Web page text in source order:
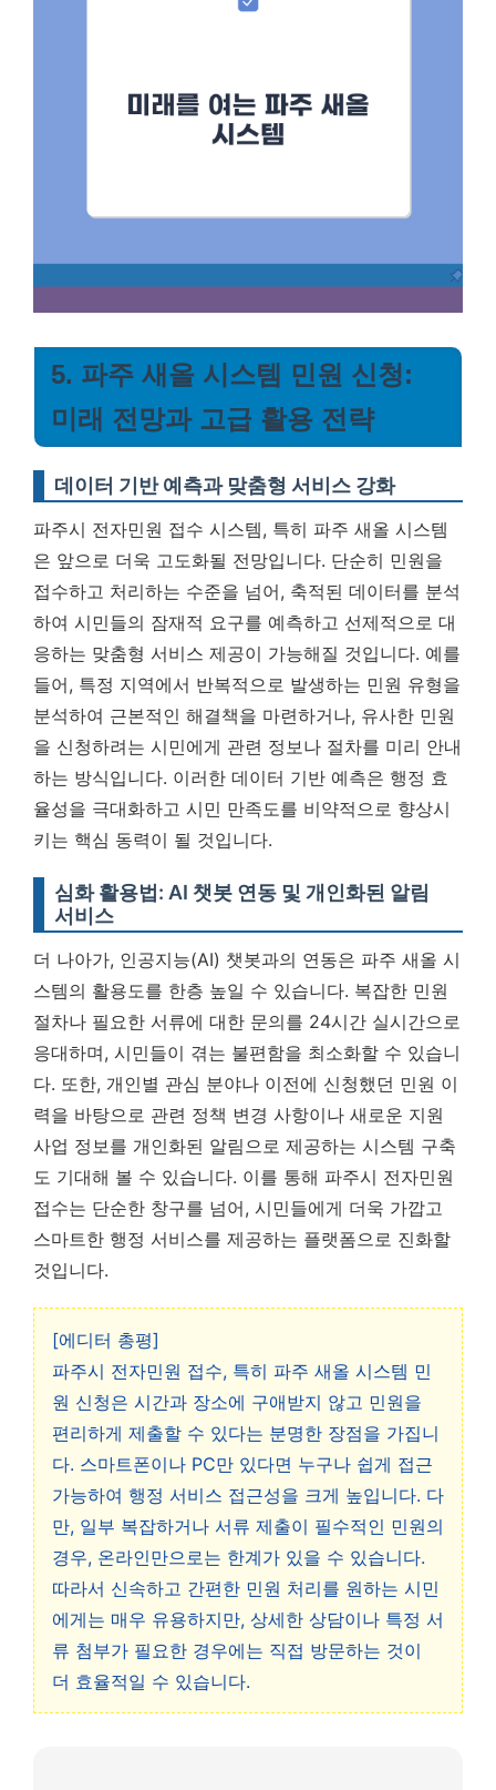
5. 파주 새올 시스템 민원 신청:
미래 전망과 고급 활용 전략
데이터 기반 예측과 맞춤형 서비스 강화
파주시 전자민원 접수 시스템, 특히 파주 새올 시스템
은 앞으로 더욱 고도화될 전망입니다. 단순히 민원을
접수하고 처리하는 수준을 넘어, 축적된 데이터를 분석
하여 시민들의 잠재적 요구를 예측하고 선제적으로 대
응하는 맞춤형 서비스 제공이 가능해질 것입니다. 예를
들어, 특정 지역에서 반복적으로 발생하는 민원 유형을
분석하여 근본적인 해결책을 마련하거나, 유사한 민원
을 신청하려는 시민에게 관련 정보나 절차를 미리 안내
하는 방식입니다. 이러한 데이터 기반 예측은 행정 효
율성을 극대화하고 시민 만족도를 비약적으로 향상시
키는 핵심 동력이 될 것입니다.
심화 활용법: AI 챗봇 연동 및 개인화된 알림
서비스
더 나아가, 인공지능(AI) 챗봇과의 연동은 파주 새올 시
스템의 활용도를 한층 높일 수 있습니다. 복잡한 민원
절차나 필요한 서류에 대한 문의를 24시간 실시간으로
응대하며, 시민들이 겪는 불편함을 최소화할 수 있습니
다. 또한, 개인별 관심 분야나 이전에 신청했던 민원 이
력을 바탕으로 관련 정책 변경 사항이나 새로운 지원
사업 정보를 개인화된 알림으로 제공하는 시스템 구축
도 기대해 볼 수 있습니다. 이를 통해 파주시 전자민원
접수는 단순한 창구를 넘어, 시민들에게 더욱 가깝고
스마트한 행정 서비스를 제공하는 플랫폼으로 진화할
것입니다.
[에디터 총평]
파주시 전자민원 접수, 특히 파주 새올 시스템 민
원 신청은 시간과 장소에 구애받지 않고 민원을
편리하게 제출할 수 있다는 분명한 장점을 가집니
다. 스마트폰이나 PC만 있다면 누구나 쉽게 접근
가능하여 행정 서비스 접근성을 크게 높입니다. 다
만, 일부 복잡하거나 서류 제출이 필수적인 민원의
경우, 온라인만으로는 한계가 있을 수 있습니다.
따라서 신속하고 간편한 민원 처리를 원하는 시민
에게는 매우 유용하지만, 상세한 상담이나 특정 서
류 첨부가 필요한 경우에는 직접 방문하는 것이
더 효율적일 수 있습니다.